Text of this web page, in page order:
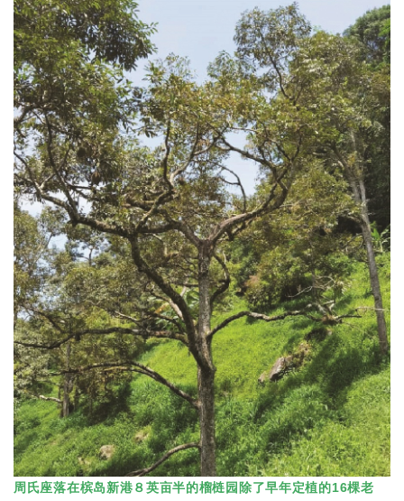
周氏座落在槟岛新港８英亩半的榴梿园除了早年定植的16棵老